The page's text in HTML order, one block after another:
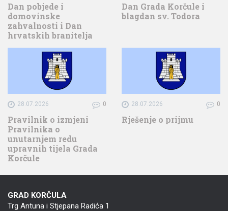
Dan pobjede i
domovinske
zahvalnosti i Dan
hrvatskih branitelja
Dan Grada Korčule i
blagdan sv. Todora
28.07.2026 0
Pravilnik o izmjeni
Pravilnika o
unutarnjem redu
upravnih tijela Grada
Korčule
28.07.2026 0
Rješenje o prijmu
GRAD KORČULA
Trg Antuna i Stjepana Radića 1